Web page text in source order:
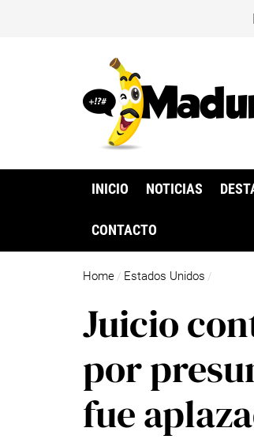
INICIO NOTICIAS
CONTACTO
Home / Estados Unidos /
Juicio
por
fue